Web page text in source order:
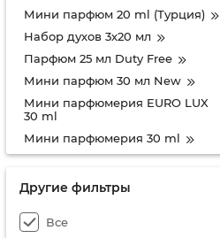
Мини парфюм 20 ml (Турция)
Набор духов 3х20 мл
Парфюм 25 мл Duty Free
Мини парфюм 30 мл New
Мини парфюмерия EURO LUX
30 ml
Мини парфюмерия 30 ml
Мини парфюм 33 ml
Мини парфюм Дубай 34 мл
Мини тестер 35 ml-Турция
Другие фильтры
Все